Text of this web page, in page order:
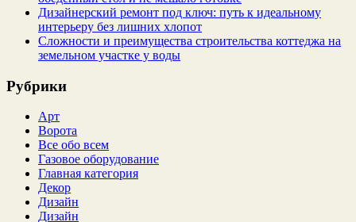
Дизайнерский ремонт под ключ: путь к идеальному
интерьеру без лишних хлопот
Сложности и преимущества строительства коттеджа на
земельном участке у воды
Рубрики
Арт
Ворота
Все обо всем
Газовое оборудование
Главная категория
Декор
Дизайн
Дизайн